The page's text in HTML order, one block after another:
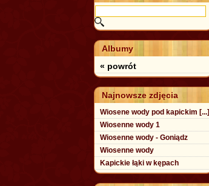
Albumy
« powrót
Najnowsze zdjęcia
Wiosene wody pod kapickim [...]
Wiosenne wody 1
Wiosenne wody - Goniądz
Wiosenne wody
Kapickie łąki w kępach